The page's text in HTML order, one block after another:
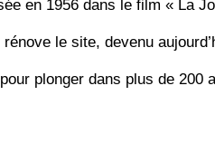
en 1956 dans le film « La
le site, devenu
plonger dans plus de